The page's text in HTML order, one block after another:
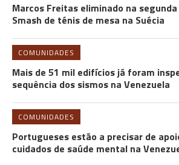
Marcos Freitas eliminado na
Smash de ténis de mesa na Suécia
COMUNIDADES
Mais de 51 mil edifícios já foram
sequência dos sismos na Venezuela
COMUNIDADES
Portugueses estão a precisar de
cuidados de saúde mental na